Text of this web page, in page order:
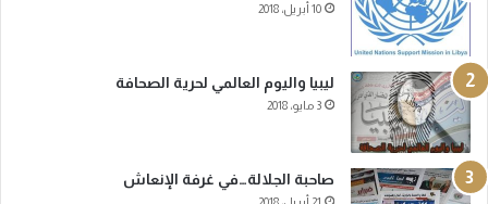
10 أبريل، 2018
ليبيا واليوم العالمي لحرية الصحافة
3 مايو، 2018
صاحبة الجلالة…في غرفة الإنعاش